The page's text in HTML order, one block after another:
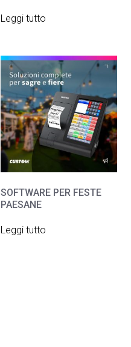
Leggi tutto
SOFTWARE PER FESTE
PAESANE
Leggi tutto